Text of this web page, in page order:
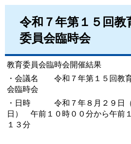
令和７年第１５回教
委員会臨時会
教育委員会臨時会開催結果
・会議名 令和７年第１５回教
会臨時会
・日時 令和７年８月２９日
日） 午前１０時００分から午前
１３分